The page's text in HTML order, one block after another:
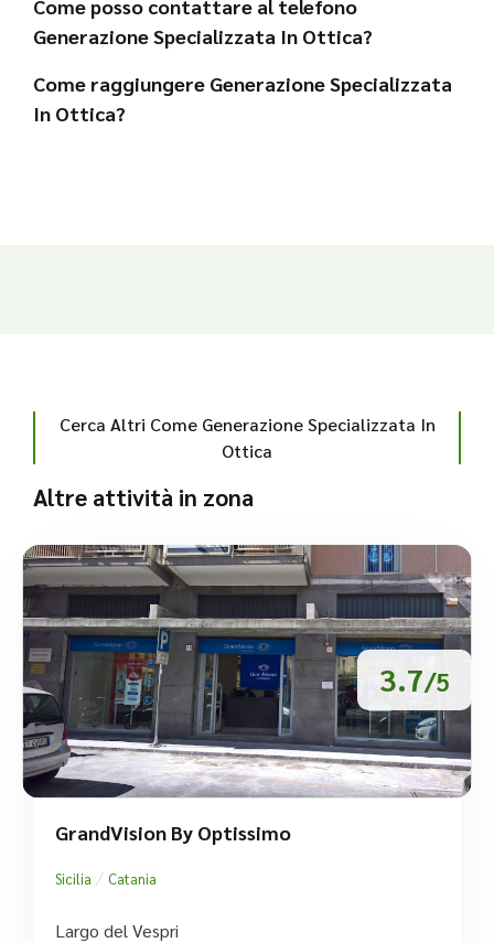
Come posso contattare al telefono
Generazione Specializzata In Ottica?
Come raggiungere Generazione Specializzata
In Ottica?
Cerca Altri Come Generazione Specializzata In
Ottica
Altre attività in zona
3.7/5
GrandVision By Optissimo
Sicilia / Catania
Largo del Vespri